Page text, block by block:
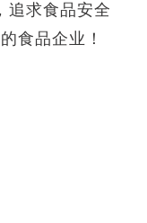
追求食品安全
食品企业！